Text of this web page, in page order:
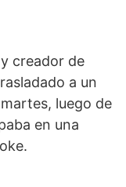
creador de
a un
luego de
en una
.